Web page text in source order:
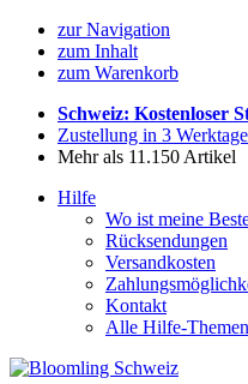
zur Navigation
zum Inhalt
zum Warenkorb
Schweiz: Kostenloser
Zustellung in 3
Mehr als 11.150 Artikel
Hilfe
Wo ist meine
Rücksendungen
Versandkosten
Kontakt
Alle Hilfe-Themen